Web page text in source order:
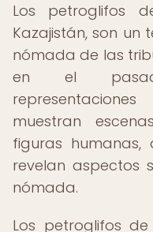
Los petroglifos
Kazajistán, son un
nómada de las
en el
muestran
figuras humanas,
revelan aspectos
nómada.
Los petroglifos